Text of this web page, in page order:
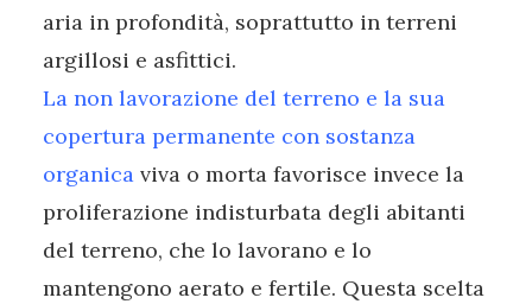
aria in profondità, soprattutto in terreni
argillosi e asfittici.
La non lavorazione del terreno e la sua
copertura permanente con sostanza
organica viva o morta favorisce invece la
proliferazione indisturbata degli abitanti
del terreno, che lo lavorano e lo
mantengono aerato e fertile. Questa scelta